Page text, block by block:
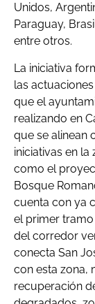
Unidos,
Paraguay,
entre otros.
La iniciativa
las
que el
realizando en
que se alinean
iniciativas en la
como el
Bosque
cuenta con ya
el primer
del corredor
conecta San
con esta zona,
recuperación